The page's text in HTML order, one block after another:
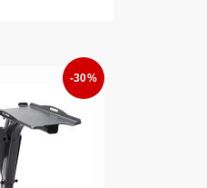
-30%